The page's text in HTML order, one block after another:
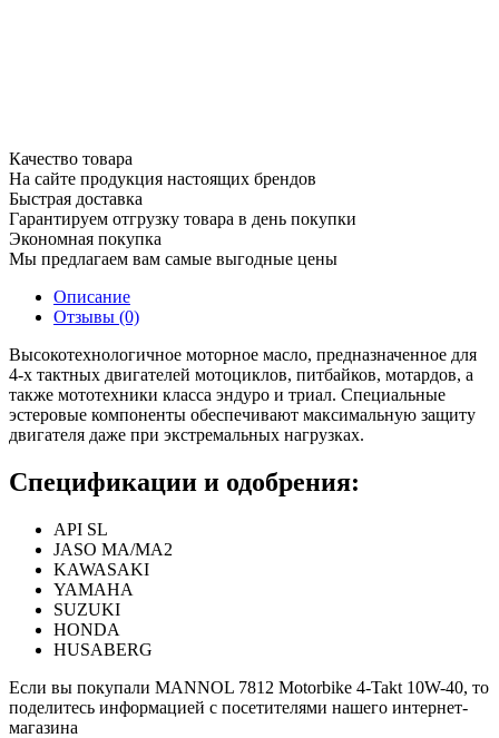
Качество товара
На сайте продукция настоящих брендов
Быстрая доставка
Гарантируем отгрузку товара в день покупки
Экономная покупка
Мы предлагаем вам самые выгодные цены
Описание
Отзывы (0)
Высокотехнологичное моторное масло, предназначенное для
4-х тактных двигателей мотоциклов, питбайков, мотардов, а
также мототехники класса эндуро и триал. Специальные
эстеровые компоненты обеспечивают максимальную защиту
двигателя даже при экстремальных нагрузках.
Спецификации и одобрения:
API SL
JASO MA/MA2
KAWASAKI
YAMAHA
SUZUKI
HONDA
HUSABERG
Если вы покупали MANNOL 7812 Motorbike 4-Takt 10W-40, то
поделитесь информацией с посетителями нашего интернет-
магазина